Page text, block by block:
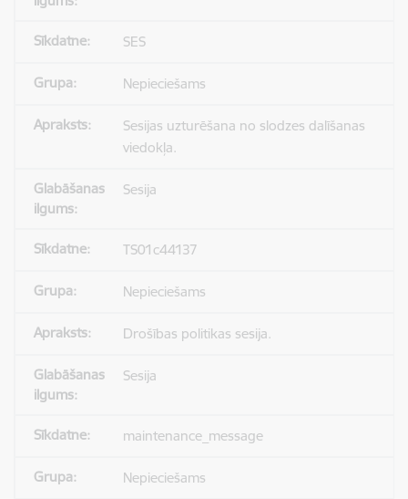
SES
Nepieciešams
Sesijas uzturēšana no slodzes dalīšanas
viedokļa.
Sesija
TS01c44137
Nepieciešams
Drošības politikas sesija.
Sesija
maintenance_message
Nepieciešams